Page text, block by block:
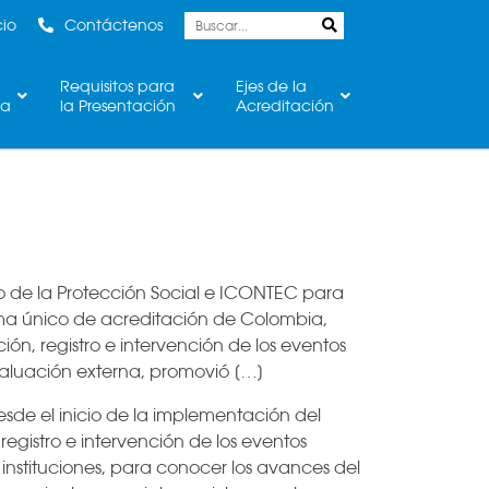
Contáctenos
Requisitos para
la Presentación
Ejes de la
Acreditación
la Protección Social e ICONTEC para
único de acreditación de Colombia,
registro e intervención de los eventos
externa, promovió […]
el inicio de la implementación del
e intervención de los eventos
para conocer los avances del